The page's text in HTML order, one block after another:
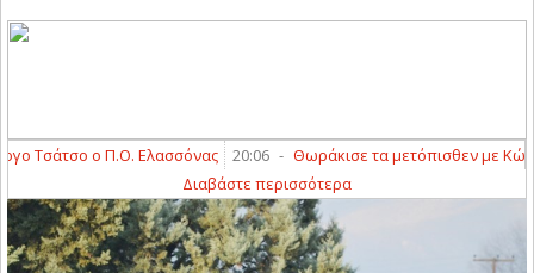
ο Π.Ο. Ελασσόνας 20:06 - Θωράκισε τα μετόπισθεν με Κώστα
Διαβάστε περισσότερα